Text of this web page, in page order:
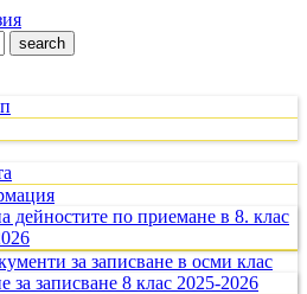
дейностите по приемане в 8. клас
за записване в осми клас
за записване 8 клас 2025-2026